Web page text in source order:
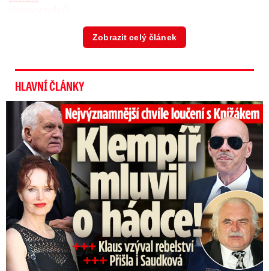
Komunikace s lidmi na souši je velmi omezená.
s mořskými plody, za které chce většinou věci,
které si nedokáže ulovit nebo obstarat na moři.
Podle fotografa Ng Choo Kia, který
komunitu sledoval, by děti, které tam
vyrůstají, měly dostat aspoň minimální
vzdělání.Zejména o hygieně nebo životním
prostředí. To je však nemožné, protože nemají
žádnou možnost přijít do škol a začít si
budovat svoji vlastní budoucnost.
Zobrazit celý článek
HLAVNÍ ČLÁNKY
Top momenty pohřbu Knížáka: Dojatý Klempíř, Pospíšil s Medou